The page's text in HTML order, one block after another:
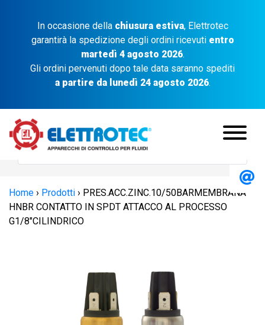
In occasione della chiusura estiva, Elettrotec
garantirà la spedizione degli ordini ricevuti entro
martedì 4 agosto 2026.
Gli ordini pervenuti dopo tale data saranno spediti
a partire da lunedì 24 agosto 2026.
Home › Prodotti › PRES.ACC.ZINC.10/50BARMEMBRANA
HNBR CONTATTO IN SPDT ATTACCO AL PROCESSO
G1/8″CILINDRICO